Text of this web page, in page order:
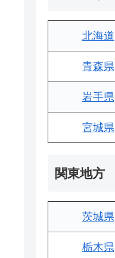
北海道
青森県
岩手県
宮城県
関東地方
茨城県
栃木県